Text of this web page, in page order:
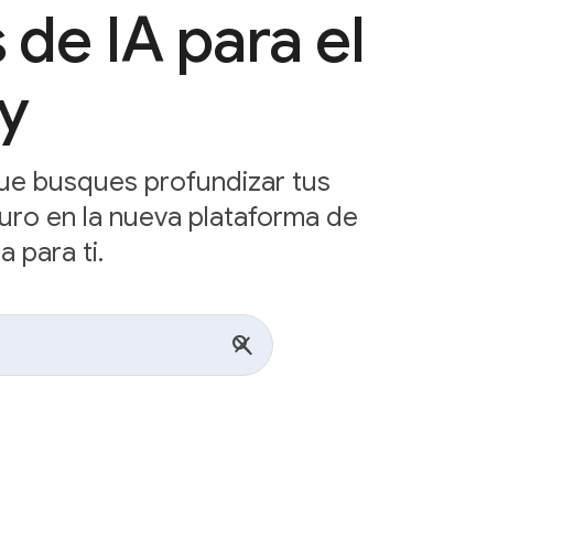
IA para el
busques profundizar tus
en la nueva plataforma de
para ti.